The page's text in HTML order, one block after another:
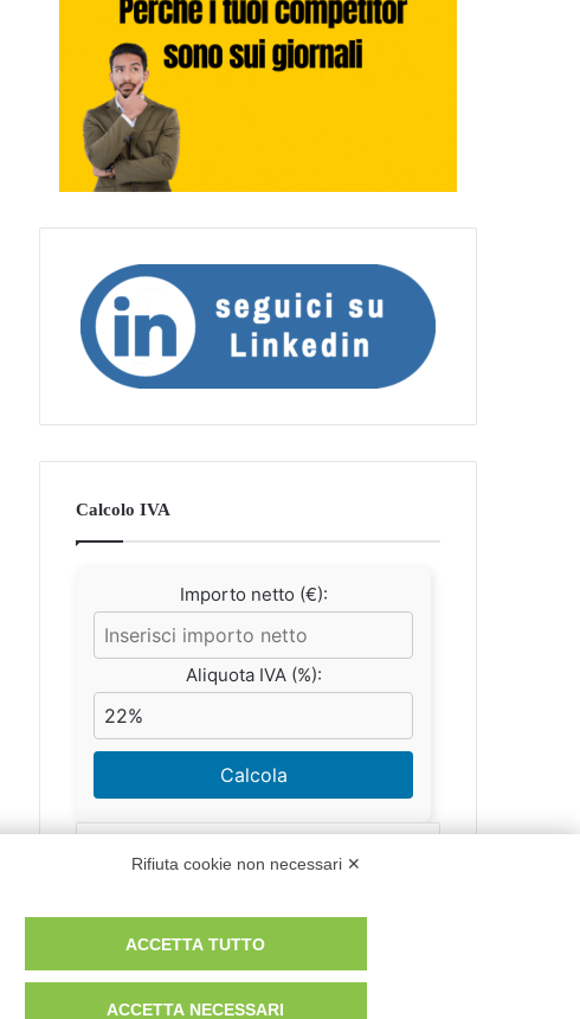
Calcolo IVA
Importo netto (€):
Aliquota IVA (%):
Calcola
Scorporo IVA
Importo lordo (€):
Rifiuta cookie non necessari ✕
ACCETTA TUTTO
ACCETTA NECESSARI